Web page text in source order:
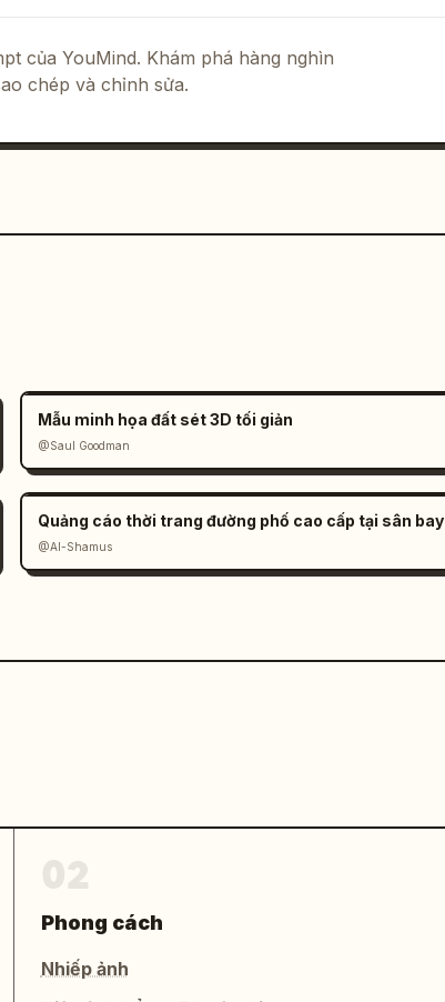
của YouMind. Khám phá hàng nghìn
chép và chỉnh sửa.
Mẫu minh họa đất sét 3D tối giản
@Saul Goodman
Quảng cáo thời trang đường phố cao cấp tại sân bay
@Al-Shamus
Phong cách
Nhiếp ảnh